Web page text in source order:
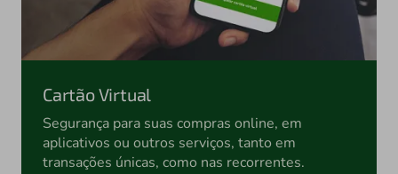
Cartão Virtual
Segurança para suas compras online, em
aplicativos ou outros serviços, tanto em
transações únicas, como nas recorrentes.